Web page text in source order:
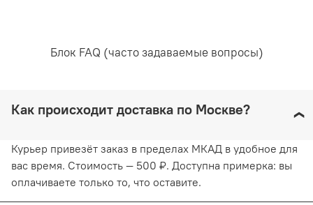
Блок FAQ (часто задаваемые вопросы)
Как происходит доставка по Москве?
Курьер привезёт заказ в пределах МКАД в удобное для
вас время. Стоимость — 500 ₽. Доступна примерка: вы
оплачиваете только то, что оставите.